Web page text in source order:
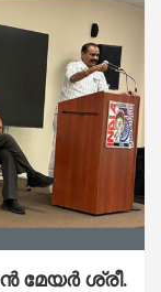
ശ്രീ.